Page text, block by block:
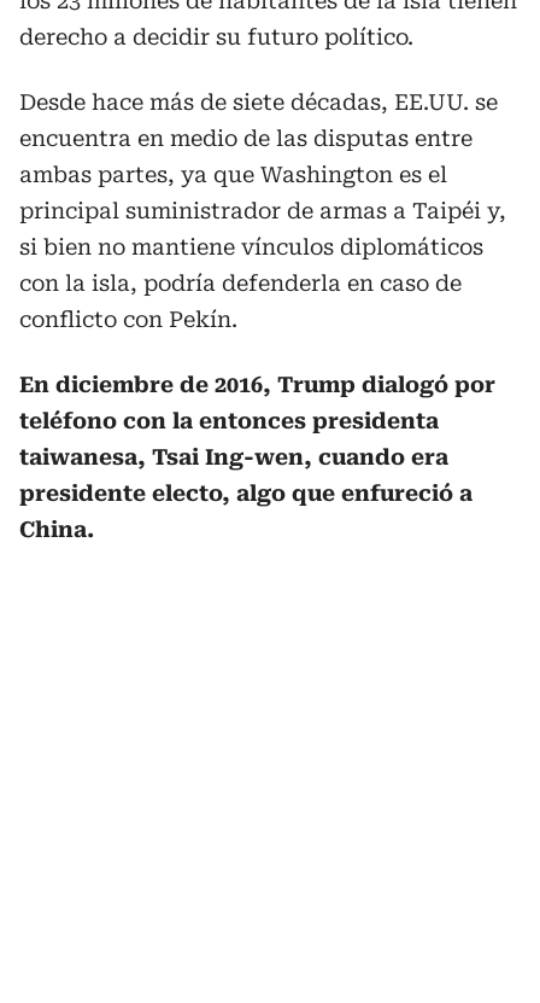
derecho a decidir su futuro político.
Desde hace más de siete décadas, EE.UU. se
encuentra en medio de las disputas entre
ambas partes, ya que Washington es el
principal suministrador de armas a Taipéi y,
si bien no mantiene vínculos diplomáticos
con la isla, podría defenderla en caso de
conflicto con Pekín.
En diciembre de 2016, Trump dialogó por
teléfono con la entonces presidenta
taiwanesa, Tsai Ing-wen, cuando era
presidente electo, algo que enfureció a
China.